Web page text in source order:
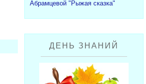
Абрамцевой "Рыжая сказка"
ДЕНЬ ЗНАНИЙ